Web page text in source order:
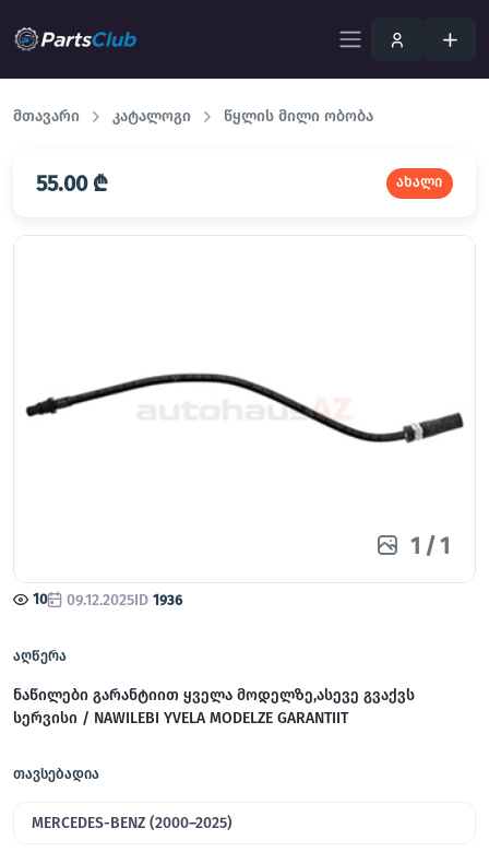
მთავარი კატალოგი წყლის მილი ობობა
55.00 ₾ ახალი
1 /1
10 09.12.2025ID 1936
აღწერა
ნაწილები გარანტიით ყველა მოდელზე,ასევე გვაქვს
სერვისი / NAWILEBI YVELA MODELZE GARANTIIT
თავსებადია
MERCEDES-BENZ (2000–2025)